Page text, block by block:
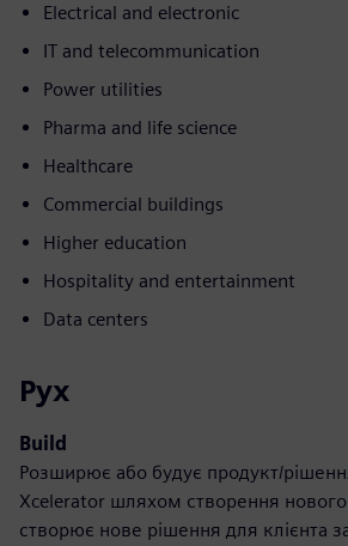
Electrical and electronic
IT and telecommunication
Power utilities
Pharma and life science
Healthcare
Commercial buildings
Higher education
Hospitality and entertainment
Data centers
Рух
Build
Розширює або будує продукт/
Xcelerator шляхом створення
створює нове рішення для клієнта